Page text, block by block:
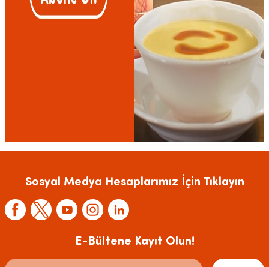
Sosyal Medya Hesaplarımız İçin Tıklayın
E-Bültene Kayıt Olun!